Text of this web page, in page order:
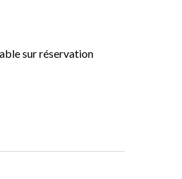
sur réservation